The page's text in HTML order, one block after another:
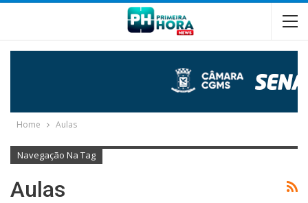
Home Aulas
Navegação Na Tag
Aulas